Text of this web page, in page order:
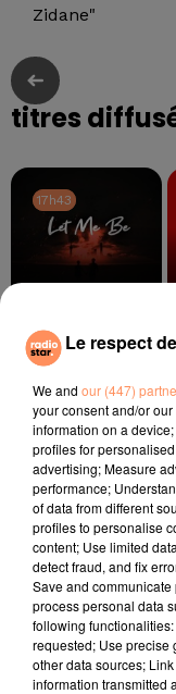
Zidane"
titres
17h43
17h43
THE SECOND VOICE
Let Me Be
l'horoscope
Bélier
Le respect
We and our (447)
your consent and/or
information on a
profiles for
advertising; Measure
performance;
of data from different
profiles to personalise
content; Use limited
detect fraud, and fix
Save and
process personal data
following
requested; Use precise
other data sources;
information transmitted